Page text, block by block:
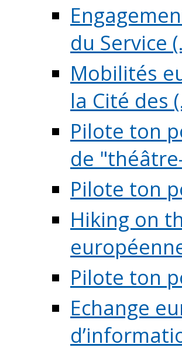
du Service
Mobilités
la Cité des
Pilote ton
de
Pilote ton
Hiking on
Pilote ton
Echange